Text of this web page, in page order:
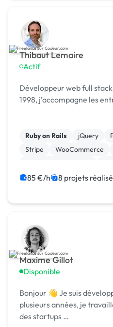
Thibaut Lemaire
Actif
Développeur web full
1998, j’accompagne les
Ruby on Rails jQuery
Stripe
WooCommerce
Installation de Script
85 €/h 8 projets
Maxime Gillot
Disponible
Bonjour 👋 Je suis
plusieurs années, je
des startups …